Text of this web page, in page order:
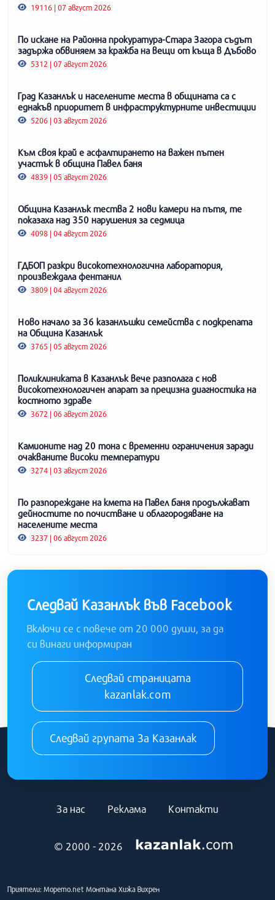
19116 | 07 август 2026
По искане на Районна прокуратура-Стара Загора съдът
задържа обвиняем за кражба на вещи от къща в Дъбово
5312 | 07 август 2026
Град Казанлък и населените места в общината са с
еднакъв приоритет в инфраструктурните инвестиции
5206 | 03 август 2026
Към своя край е асфалтирането на важен пътен
участък в община Павел баня
4839 | 05 август 2026
Община Казанлък тества 2 нови камери на пътя, те
показаха над 350 нарушения за седмица
4098 | 04 август 2026
ГДБОП разкри високотехнологична лаборатория,
произвеждала фентанил
3809 | 04 август 2026
Ново начало за 36 казанлъшки семейства с подкрепата
на Община Казанлък
3765 | 05 август 2026
Поликлиниката в Казанлък вече разполага с нов
високотехнологичен апарат за прецизна диагностика на
костното здраве
3672 | 06 август 2026
Камионите над 20 тона с временни ограничения заради
очакваните високи температури
3274 | 03 август 2026
По разпореждане на кмета на Павел баня продължават
дейностите по почистване и облагородяване на
населените места
3237 | 06 август 2026
Следвай Казанлък във Facebook
Включи се с повече от 20 000 души, за да
си винаги информиран
Следвай страницата
kazanlak.com
Следвай групата За Казанлак
© 2000 - 2026
За нас Реклама Контакти
Приятели: Морето.net Монтана Хижа Вихрен